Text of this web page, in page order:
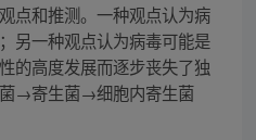
点和推测。一种观点认为病
另一种观点认为病毒可能是
的高度发展而逐步丧失了独
→寄生菌→细胞内寄生菌